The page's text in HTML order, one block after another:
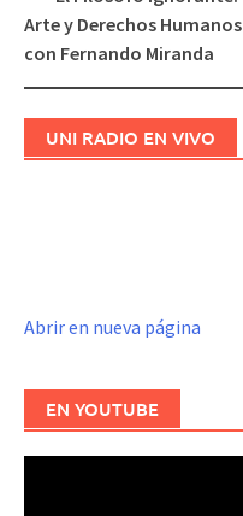
Navegación
de
Arte y Derechos Humanos
con Fernando Miranda
UNI RADIO EN VIVO
Abrir en nueva página
EN YOUTUBE